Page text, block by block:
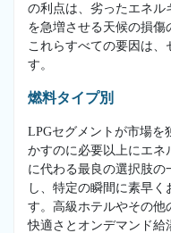
の利点は、劣ったエネル
を急増させる天候の損傷
これらすべての要因は、
す。
燃料タイプ別
LPGセグメントが市場を
かすのに必要以上にエネ
に代わる最良の選択肢の
し、特定の瞬間に素早
す。高級ホテルやその他
快適さとオンデマンド給